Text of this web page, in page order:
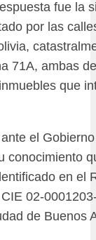
fue la
por las
71A, ambas
que
el
conocimiento
en el
02-
de Buenos